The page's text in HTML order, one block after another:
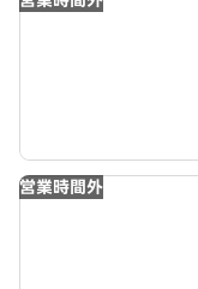
営業時間外